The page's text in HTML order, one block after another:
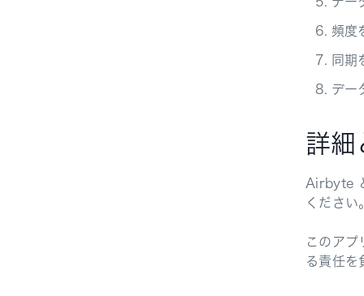
頻度
同期
デー
詳細
Airbyte
ください
このアプ
る責任を